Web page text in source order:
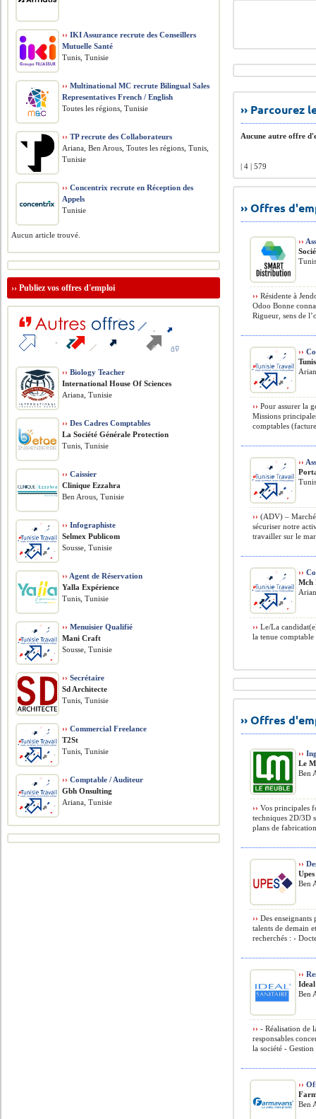
››
Aucune autre offre
| 4 | 579
›› Offres
››
›› Résidente à
Odoo Bonne
Rigueur, sens de
››
›› Pour assurer la
Missions
comptables
››
›› (ADV) –
sécuriser notre
travailler sur le
››
Mch
›› Le/La
la tenue
›› Offres
››
Le
Ben
›› Vos principales
techniques 2D/3D
plans de
››
Upes
Ben
›› Des
talents de demain
recherchés : ›
››
Ben
›› - Réalisation de
responsables
la société - Gestion
››
Ben
›› IKI Assurance recrute des Conseillers
Mutuelle Santé
Tunis, Tunisie
›› Multinational MC recrute Bilingual Sales
Representatives French / English
Toutes les régions, Tunisie
›› TP recrute des Collaborateurs
Ariana, Ben Arous, Toutes les régions, Tunis,
Tunisie
›› Concentrix recrute en Réception des
Appels
Tunisie
Aucun article trouvé.
››Publiez vos offres d'emploi
›› Biology Teacher
International House Of Sciences
Ariana, Tunisie
›› Des Cadres Comptables
La Société Générale Protection
Tunis, Tunisie
›› Caissier
Clinique Ezzahra
Ben Arous, Tunisie
›› Infographiste
Selmex Publicom
Sousse, Tunisie
›› Agent de Réservation
Yalla Expérience
Tunis, Tunisie
›› Menuisier Qualifié
Mani Craft
Sousse, Tunisie
›› Secrétaire
Sd Architecte
Tunis, Tunisie
›› Commercial Freelance
T2St
Tunis, Tunisie
›› Comptable / Auditeur
Gbh Onsulting
Ariana, Tunisie